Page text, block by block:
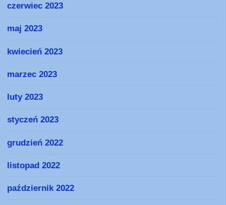
czerwiec 2023
maj 2023
kwiecień 2023
marzec 2023
luty 2023
styczeń 2023
grudzień 2022
listopad 2022
październik 2022